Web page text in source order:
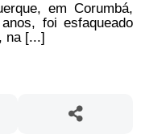
em Corumbá,
foi esfaqueado
na [...]